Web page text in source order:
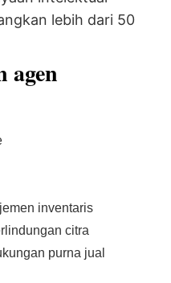
lebih dari 50
agen
inventaris
citra
purna jual